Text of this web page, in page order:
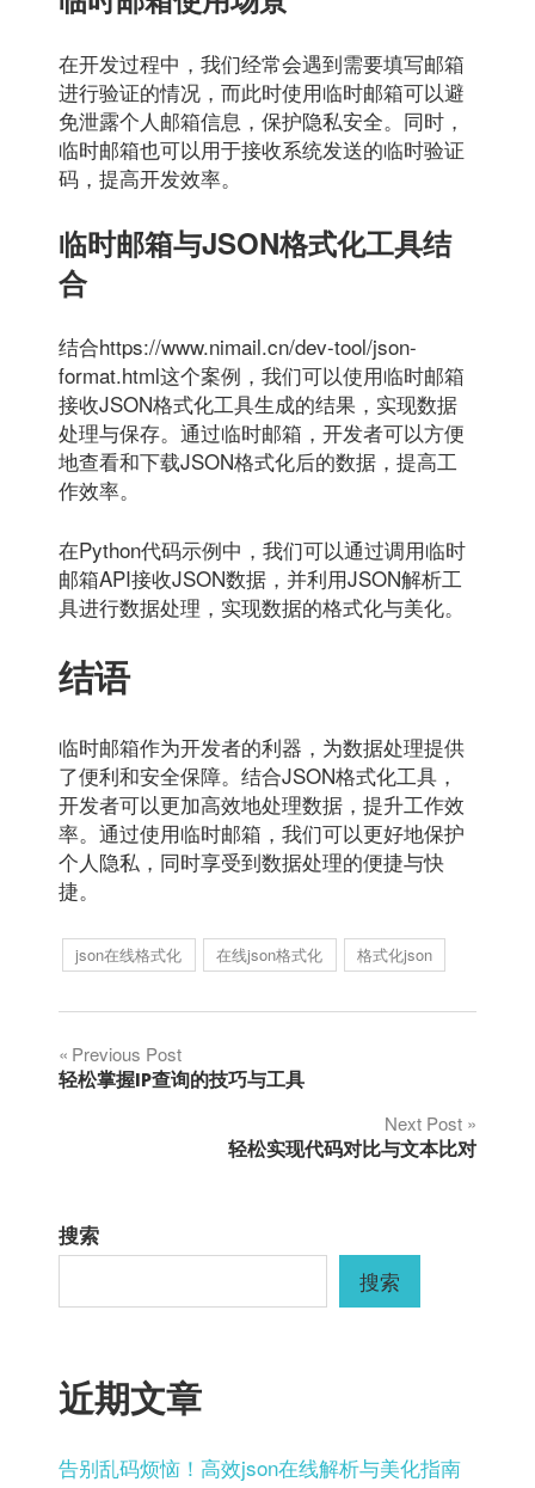
在开发过程中，我们经常会遇到需要填写邮箱
进行验证的情况，而此时使用临时邮箱可以避
免泄露个人邮箱信息，保护隐私安全。同时，
临时邮箱也可以用于接收系统发送的临时验证
码，提高开发效率。
临时邮箱与JSON格式化工具结
合
结合https://www.nimail.cn/dev-tool/json-
format.html这个案例，我们可以使用临时邮箱
接收JSON格式化工具生成的结果，实现数据
处理与保存。通过临时邮箱，开发者可以方便
地查看和下载JSON格式化后的数据，提高工
作效率。
在Python代码示例中，我们可以通过调用临时
邮箱API接收JSON数据，并利用JSON解析工
具进行数据处理，实现数据的格式化与美化。
结语
临时邮箱作为开发者的利器，为数据处理提供
了便利和安全保障。结合JSON格式化工具，
开发者可以更加高效地处理数据，提升工作效
率。通过使用临时邮箱，我们可以更好地保护
个人隐私，同时享受到数据处理的便捷与快
捷。
json在线格式化 在线json格式化 格式化json
文
航
Previous Post
轻松掌握IP查询的技巧与工具
Next Post
轻松实现代码对比与文本比对
搜索
搜索
近期文章
告别乱码烦恼！高效json在线解析与美化指南